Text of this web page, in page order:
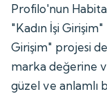
Profilo'nun
"Kadın İşi
Girişim" projesi
marka değerine
güzel ve anlamlı